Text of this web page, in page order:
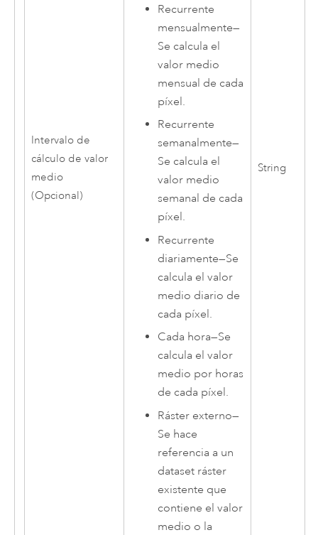
Intervalo de
cálculo de valor
medio
(Opcional)
Recurrente
mensualmente—
Se calcula el
valor medio
mensual de cada
píxel.
Recurrente
semanalmente—
Se calcula el
valor medio
semanal de cada
píxel.
Recurrente
diariamente—Se
calcula el valor
medio diario de
cada píxel.
Cada hora—Se
calcula el valor
medio por horas
de cada píxel.
Ráster externo—
Se hace
referencia a un
dataset ráster
existente que
contiene el valor
medio o la
String